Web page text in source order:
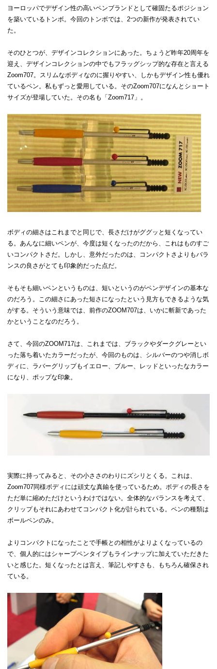
ヨーロッパでデザイン性の高いペンブランドとして確固たるポジション
を築いているトンボ。今回のトンボでは、2つの新作が発表されてい
た。
そのひとつが、デザインコレクションにあった。ちょうど昨年20周年を
迎え、デザインコレクションの中でもフラッグシップ的な存在と言える
Zoom707。スリムなボディなのに握りやすい、しかもデザイン性も優れ
ているペン。私もずっと愛用している。そのZoom707になんとショート
サイズが登場していた。その名も「Zoom717」。
ボディの細さはこれまでと同じで、長さだけがググッと短くなってい
る。あんなに細いペンが、今度は短くなったのだから、これはものすご
いコンパクトさだ。しかし、意外だったのは、コンパクトさよりもバラ
ンスの良さがとても印象的だった点だ。
そもそも細いペンというものは、短いというのがペンデザインの基本な
のだろう。この細さにあった短さになったという見方もできるような気
がする。そういう意味では、前作のZOOM707は、いかに斬新であった
かということなのだろう。
さて、今回のZOOM717は、これまでは、ブラックやダークグレーとい
った落ち着いたカラーだったが、今回のものは、シルバーのつや消しボ
ディに、ラバーグリップもイエロー、ブルー、レッドといったなカラー
になり、ポップな印象。
実際に持ってみると、その小ささのわりにズシリとくる。これは、
Zoom707同様ボディには頑丈な真鍮を使っているため。ボディの長さを
ただ単に縮めただけというわけではない。全体的なバランスを考えて、
クリップもそれにあわせてコンパクト化が計られている。ペンの種類は
ボールペンのみ。
よりコンパクトになったことで手帳との相性がよりよくなっているの
で、個人的にはシャープペンタイプもラインナップに加えていただきた
いと感じた。短くなったとは言え、筆記しやすさも、もちろん確保され
ている。